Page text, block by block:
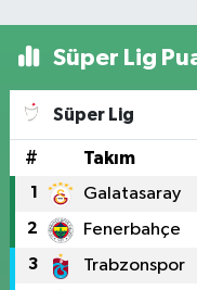
Süper Lig
Süper Lig
# Takım
1 Galatasaray
2 Fenerbahçe
3 Trabzonspor